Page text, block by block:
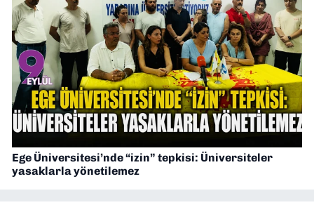
Ege Üniversitesi’nde “izin” tepkisi: Üniversiteler
yasaklarla yönetilemez